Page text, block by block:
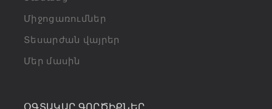
Միջոցառումներ
Տեսարժան վայրեր
Մեր մասին